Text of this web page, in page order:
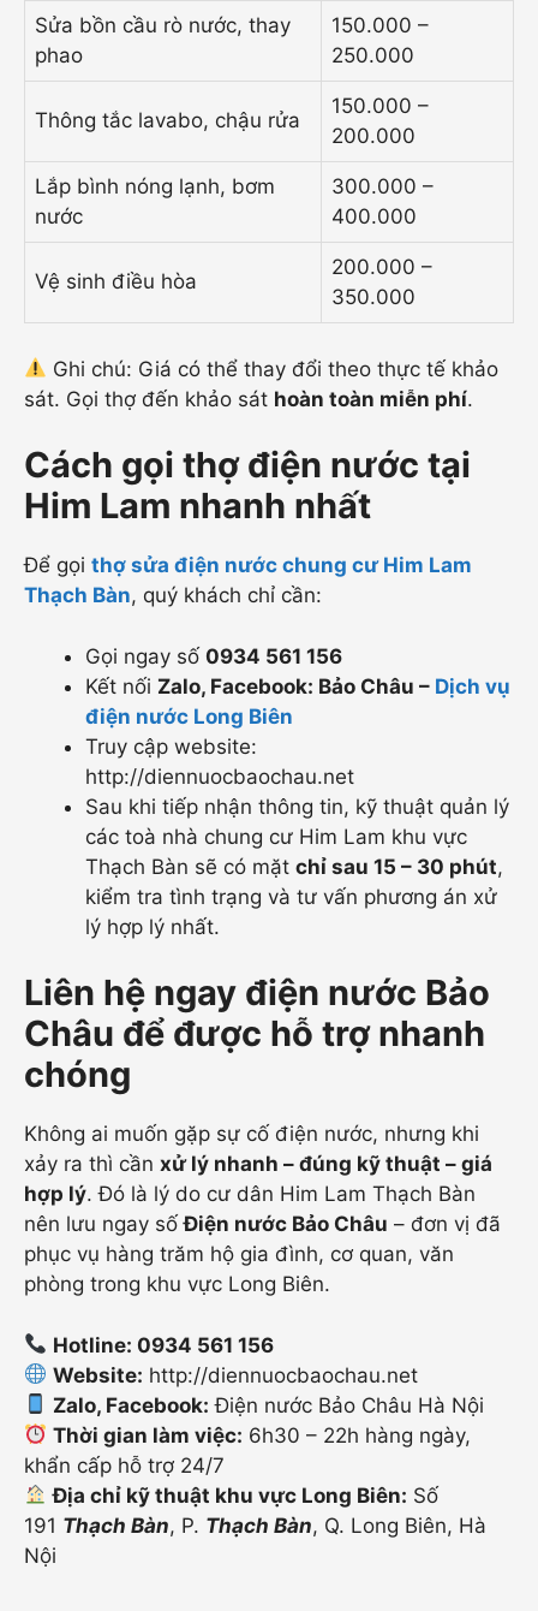
Sửa bồn cầu rò nước, thay
phao
150.000 –
250.000
Thông tắc lavabo, chậu rửa
150.000 –
200.000
Lắp bình nóng lạnh, bơm
nước
300.000 –
400.000
Vệ sinh điều hòa
200.000 –
350.000
Ghi chú: Giá có thể thay đổi theo thực tế khảo
sát. Gọi thợ đến khảo sát hoàn toàn miễn phí.
Cách gọi thợ điện nước tại
Him Lam nhanh nhất
Để gọi thợ sửa điện nước chung cư Him Lam
Thạch Bàn, quý khách chỉ cần:
Gọi ngay số 0934 561 156
Kết nối Zalo, Facebook: Bảo Châu – Dịch vụ
điện nước Long Biên
Truy cập website:
http://diennuocbaochau.net
Sau khi tiếp nhận thông tin, kỹ thuật quản lý
các toà nhà chung cư Him Lam khu vực
Thạch Bàn sẽ có mặt chỉ sau 15 – 30 phút,
kiểm tra tình trạng và tư vấn phương án xử
lý hợp lý nhất.
Liên hệ ngay điện nước Bảo
Châu để được hỗ trợ nhanh
chóng
Không ai muốn gặp sự cố điện nước, nhưng khi
xảy ra thì cần xử lý nhanh – đúng kỹ thuật – giá
hợp lý. Đó là lý do cư dân Him Lam Thạch Bàn
nên lưu ngay sốĐiện nước Bảo Châu – đơn vị đã
phục vụ hàng trăm hộ gia đình, cơ quan, văn
phòng trong khu vực Long Biên.
Hotline: 0934 561 156
Website: http://diennuocbaochau.net
Zalo, Facebook: Điện nước Bảo Châu Hà Nội
Thời gian làm việc: 6h30 – 22h hàng ngày,
khẩn cấp hỗ trợ 24/7
Địa chỉ kỹ thuật khu vực Long Biên: Số
191 Thạch Bàn, P. Thạch Bàn, Q. Long Biên, Hà
Nội